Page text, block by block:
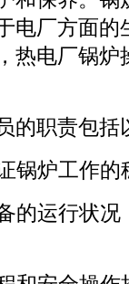
电厂方面的
热电厂锅炉
的职责包括
锅炉工作的
的运行状